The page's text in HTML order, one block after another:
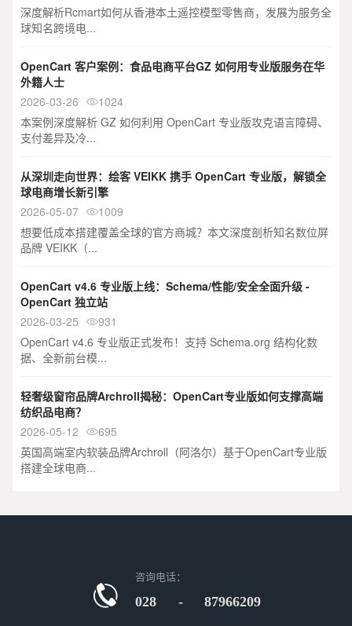
深度解析Rcmart如何从香港本土遥控模型零售商，发展为服务全
球知名跨境电...
OpenCart 客户案例：食品电商平台GZ 如何用专业版服务在华
外籍人士
2026-03-26
1024
本案例深度解析 GZ 如何利用 OpenCart 专业版攻克语言障碍、
支付差异及冷...
从深圳走向世界：绘客 VEIKK 携手 OpenCart 专业版，解锁全
球电商增长新引擎
2026-05-07
1009
想要低成本搭建覆盖全球的官方商城？本文深度剖析知名数位屏
品牌 VEIKK（...
OpenCart v4.6 专业版上线：Schema/性能/安全全面升级 -
OpenCart 独立站
2026-03-25
931
OpenCart v4.6 专业版正式发布！支持 Schema.org 结构化数
据、全新前台模...
轻奢级窗帘品牌Archroll揭秘：OpenCart专业版如何支撑高端
纺织品电商？
2026-05-12
695
英国高端室内软装品牌Archroll（阿洛尔）基于OpenCart专业版
搭建全球电商...
咨询电话：
028 - 87966209